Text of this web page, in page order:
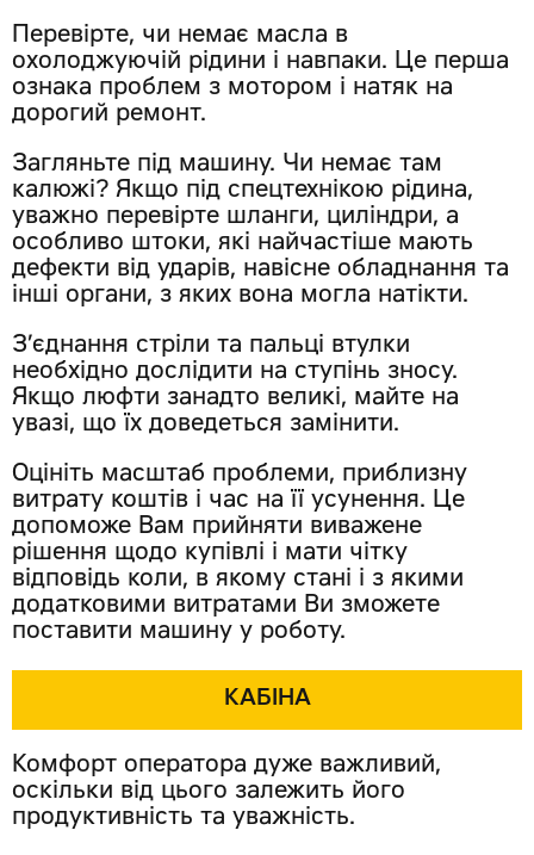
Перевірте, чи немає масла в
охолоджуючій рідини і навпаки. Це перша
ознака проблем з мотором і натяк на
дорогий ремонт.
Загляньте під машину. Чи немає там
калюжі? Якщо під спецтехнікою рідина,
уважно перевірте шланги, циліндри, а
особливо штоки, які найчастіше мають
дефекти від ударів, навісне обладнання та
інші органи, з яких вона могла натікти.
З’єднання стріли та пальці втулки
необхідно дослідити на ступінь зносу.
Якщо люфти занадто великі, майте на
увазі, що їх доведеться замінити.
Оцініть масштаб проблеми, приблизну
витрату коштів і час на її усунення. Це
допоможе Вам прийняти виважене
рішення щодо купівлі і мати чітку
відповідь коли, в якому стані і з якими
додатковими витратами Ви зможете
поставити машину у роботу.
КАБІНА
Комфорт оператора дуже важливий,
оскільки від цього залежить його
продуктивність та уважність.